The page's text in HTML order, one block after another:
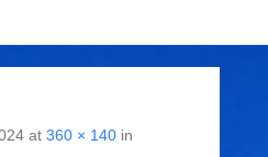
at 360 × 140 in